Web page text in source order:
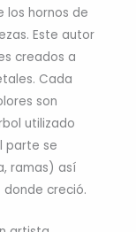
los hornos de
Este autor
creados a
Cada
son
utilizado
parte se
ramas) así
creció.